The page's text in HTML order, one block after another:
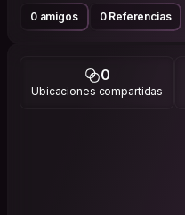
0 amigos 0 Referencias
0
Ubicaciones compartidas